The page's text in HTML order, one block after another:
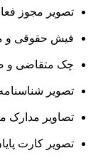
تصویر مجوز
فیش حقوقی و
چک متقاضی و
تصویر
تصاویر مدارک
تصویر کارت